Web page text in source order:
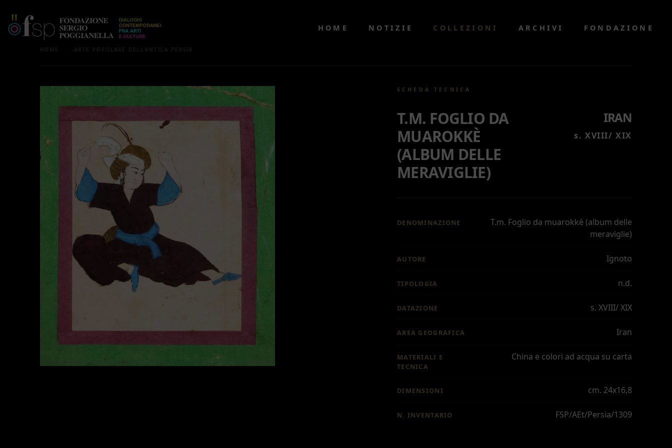
HOME NOTIZIE COLLEZIONI ARCHIVI FONDAZIONE
HOME ARTE POPOLARE DELL'ANTICA PERSIA
SCHEDA TECNICA
T.M. FOGLIO DA
MUAROKKÈ
(ALBUM DELLE
MERAVIGLIE)
IRAN
s. XVIII/ XIX
DENOMINAZIONE
T.m. Foglio da muarokkè (album delle
meraviglie)
AUTORE Ignoto
TIPOLOGIA n.d.
DATAZIONE s. XVIII/ XIX
AREA GEOGRAFICA Iran
MATERIALI E
TECNICA
China e colori ad acqua su carta
DIMENSIONI cm. 24x16,8
N. INVENTARIO FSP/AEt/Persia/1309